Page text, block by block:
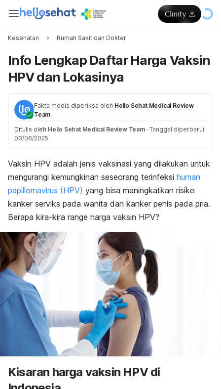
Kesehatan Rumah Sakit dan Dokter
Info Lengkap Daftar Harga Vaksin
HPV dan Lokasinya
Fakta medis diperiksa oleh Hello Sehat Medical Review
Team
Ditulis oleh Hello Sehat Medical Review Team · Tanggal diperbarui
03/06/2025
Vaksin HPV adalah jenis vaksinasi yang dilakukan untuk
mengurangi kemungkinan seseorang terinfeksi human
papillomavirus (HPV) yang bisa meningkatkan risiko
kanker serviks pada wanita dan kanker penis pada pria.
Berapa kira-kira range harga vaksin HPV?
Kisaran harga vaksin HPV di